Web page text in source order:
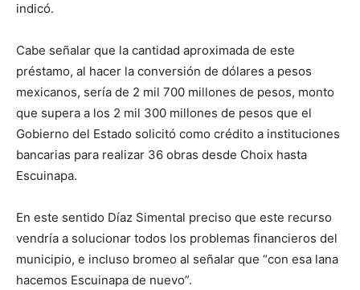
indicó.
Cabe señalar que la cantidad aproximada de este
préstamo, al hacer la conversión de dólares a pesos
mexicanos, sería de 2 mil 700 millones de pesos, monto
que supera a los 2 mil 300 millones de pesos que el
Gobierno del Estado solicitó como crédito a instituciones
bancarias para realizar 36 obras desde Choix hasta
Escuinapa.
En este sentido Díaz Simental preciso que este recurso
vendría a solucionar todos los problemas financieros del
municipio, e incluso bromeo al señalar que “con esa lana
hacemos Escuinapa de nuevo”.